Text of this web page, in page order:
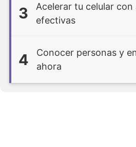
3
Acelerar tu celular con
efectivas
4
Conocer personas y
ahora